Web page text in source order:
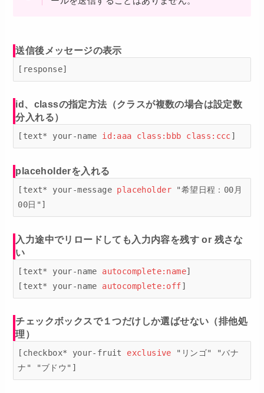
送信後メッセージの表示
[response]
id、classの指定方法（クラスが複数の場合は設定数
分入れる）
[text* your-name id:aaa class:bbb class:ccc]
placeholderを入れる
[text* your-message placeholder "希望日程：00月
00日"]
入力途中でリロードしても入力内容を残す or 残さな
い
[text* your-name autocomplete:name]
[text* your-name autocomplete:off]
チェックボックスで１つだけしか選ばせない（排他処
理）
[checkbox* your-fruit exclusive "リンゴ" "バナ
ナ" "ブドウ"]